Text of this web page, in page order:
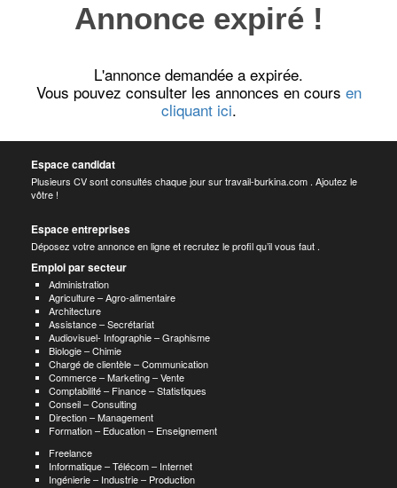
Annonce expiré !
L'annonce demandée a expirée.
Vous pouvez consulter les annonces en cours en
cliquant ici.
Espace candidat
Plusieurs CV sont consultés chaque jour sur travail-burkina.com . Ajoutez le
vôtre !
Espace entreprises
Déposez votre annonce en ligne et recrutez le profil qu’il vous faut .
Emploi par secteur
Administration
Agriculture – Agro-alimentaire
Architecture
Assistance – Secrétariat
Audiovisuel- Infographie – Graphisme
Biologie – Chimie
Chargé de clientèle – Communication
Commerce – Marketing – Vente
Comptabilité – Finance – Statistiques
Conseil – Consulting
Direction – Management
Formation – Education – Enseignement
Freelance
Informatique – Télécom – Internet
Ingénierie – Industrie – Production